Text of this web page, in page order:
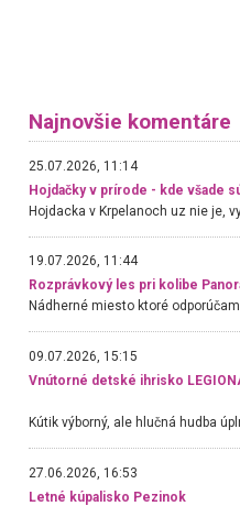
Najnovšie komentáre
25.07.2026, 11:14
Hojdačky v prírode - kde všade
19.07.2026, 11:44
Rozprávkový les pri kolibe
09.07.2026, 15:15
Vnútorné detské ihrisko
27.06.2026, 16:53
Letné kúpalisko Pezinok